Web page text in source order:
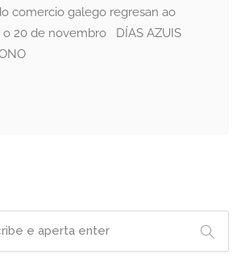
comercio galego regresan ao
o 20 de novembro DÍAS AZUIS